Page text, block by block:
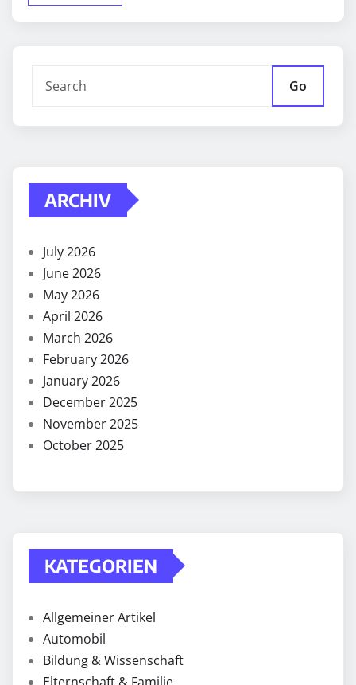
Go
ARCHIV
July 2026
June 2026
May 2026
April 2026
March 2026
February 2026
January 2026
December 2025
November 2025
October 2025
KATEGORIEN
Allgemeiner Artikel
Automobil
Bildung & Wissenschaft